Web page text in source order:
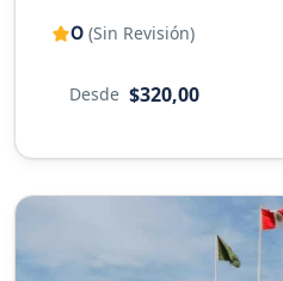
0 (Sin Revisión)
Desde $320,00